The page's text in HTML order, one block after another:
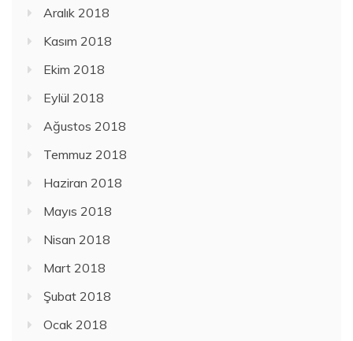
Aralık 2018
Kasım 2018
Ekim 2018
Eylül 2018
Ağustos 2018
Temmuz 2018
Haziran 2018
Mayıs 2018
Nisan 2018
Mart 2018
Şubat 2018
Ocak 2018